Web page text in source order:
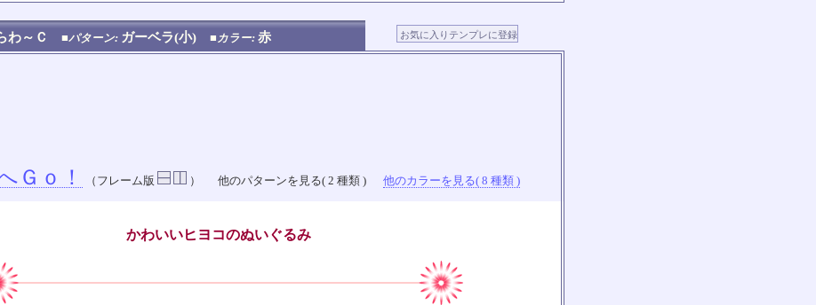
わ～Ｃ ■パターン: ガーベラ(小) ■カラー: 赤
Ｇｏ！ （フレーム版 ） 他のパターンを見る( 2 種類 ) 他のカラーを見る( 8 種類 )
かわいいヒヨコのぬいぐるみ